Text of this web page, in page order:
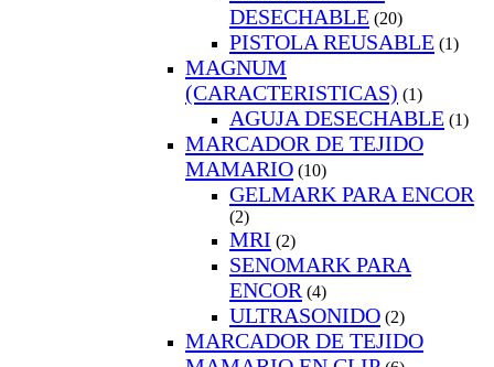
DESECHABLE (20)
PISTOLA REUSABLE (1)
MAGNUM
(CARACTERISTICAS) (1)
AGUJA DESECHABLE (1)
MARCADOR DE TEJIDO
MAMARIO (10)
GELMARK PARA ENCOR
(2)
MRI (2)
SENOMARK PARA
ENCOR (4)
ULTRASONIDO (2)
MARCADOR DE TEJIDO